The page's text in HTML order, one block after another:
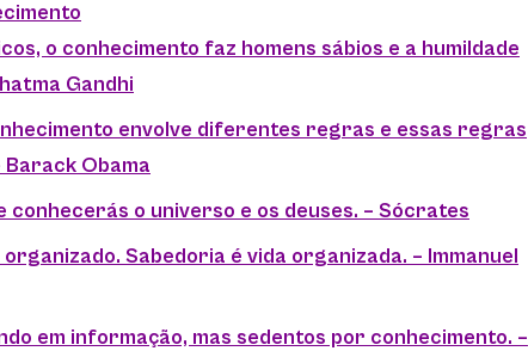
o conhecimento faz homens sábios e a humildade
Gandhi
envolve diferentes regras e essas regras
Obama
conhecerás o universo e os deuses. – Sócrates
Sabedoria é vida organizada. – Immanuel
em informação, mas sedentos por conhecimento. –